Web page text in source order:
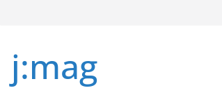
j:mag